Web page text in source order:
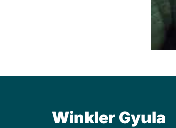
Winkler Gyula